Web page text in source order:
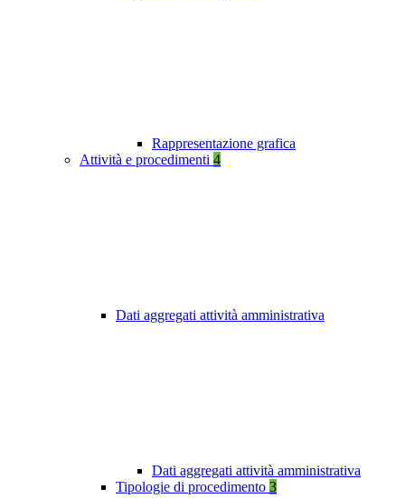
Rappresentazione grafica
Attività e procedimenti 4
Dati aggregati attività amministrativa
Dati aggregati attività amministrativa
Tipologie di procedimento 3